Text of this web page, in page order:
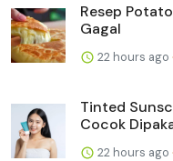
Resep
Gagal
22 hours ago
Tinted
Cocok
22 hours ago